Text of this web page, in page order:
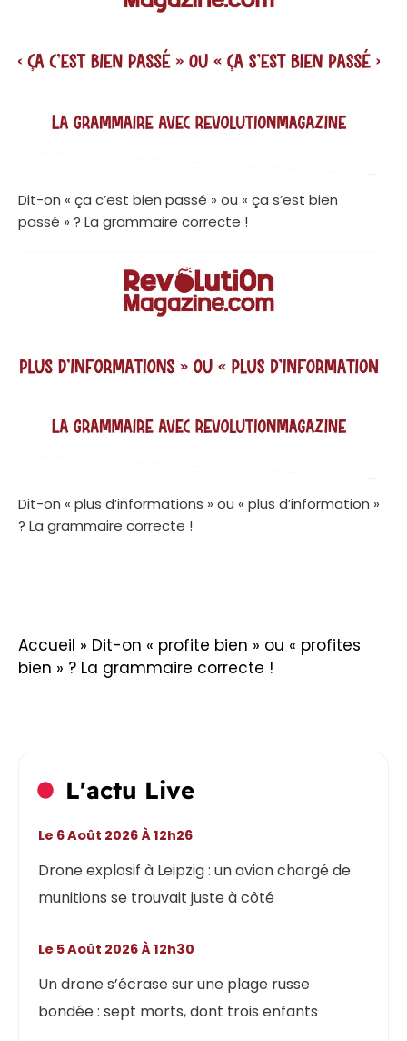
Dit-on « ça c’est bien passé » ou « ça s’est bien
passé » ? La grammaire correcte !
Dit-on « plus d’informations » ou « plus d’information »
? La grammaire correcte !
Accueil » Dit-on « profite bien » ou « profites
bien » ? La grammaire correcte !
L'actu Live
Drone explosif à Leipzig : un avion chargé de
munitions se trouvait juste à côté
Le 6 Août 2026 À 12h26
Un drone s’écrase sur une plage russe
bondée : sept morts, dont trois enfants
Le 5 Août 2026 À 12h30